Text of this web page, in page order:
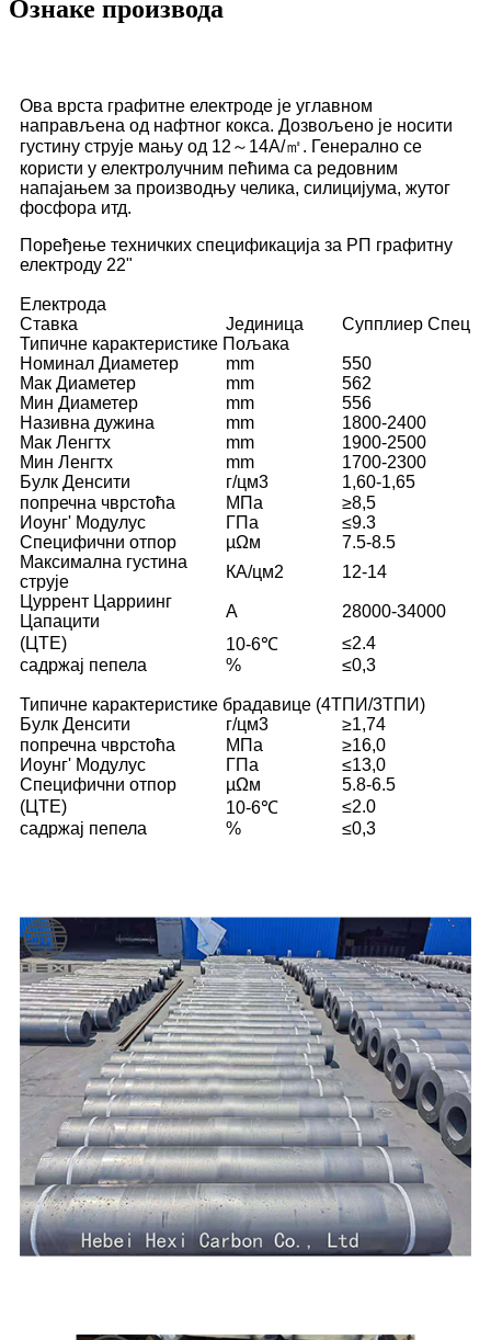
Ознаке производа
Ова врста графитне електроде је углавном
направљена од нафтног кокса. Дозвољено је носити
густину струје мању од 12～14А/㎡. Генерално се
користи у електролучним пећима са редовним
напајањем за производњу челика, силицијума, жутог
фосфора итд.
Поређење техничких спецификација за РП графитну
електроду 22"
Електрода
Ставка
Јединица
Супплиер Спец
Типичне карактеристике Пољака
Номинал Диаметер
mm
550
Мак Диаметер
mm
562
Мин Диаметер
mm
556
Називна дужина
mm
1800-2400
Мак Ленгтх
mm
1900-2500
Мин Ленгтх
mm
1700-2300
Булк Денсити
г/цм3
1,60-1,65
попречна чврстоћа
МПа
≥8,5
Иоунг' Модулус
ГПа
≤9.3
Специфични отпор
µΩм
7.5-8.5
Максимална густина
струје
КА/цм2
12-14
Цуррент Царриинг
Цапацити
A
28000-34000
(ЦТЕ)
10-6℃
≤2.4
садржај пепела
% ≤0,3
Типичне карактеристике брадавице (4ТПИ/3ТПИ)
Булк Денсити
г/цм3
≥1,74
попречна чврстоћа
МПа
≥16,0
Иоунг' Модулус
ГПа
≤13,0
Специфични отпор
µΩм
5.8-6.5
(ЦТЕ)
10-6℃
≤2.0
садржај пепела
% ≤0,3